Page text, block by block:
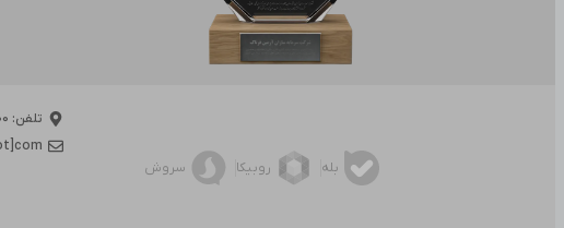
بله روبیکا سروش
تلفن: 02137602000